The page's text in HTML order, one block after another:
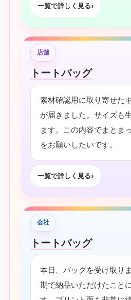
一覧で詳しく見る
店舗
トートバッグ
素材確認用に取り寄せた
が届きました。サイズも
ます。この内容でまとま
をお願いしたいです。
一覧で詳しく見る
会社
トートバッグ
本日、バッグを受け取り
期で納品いただけたこと